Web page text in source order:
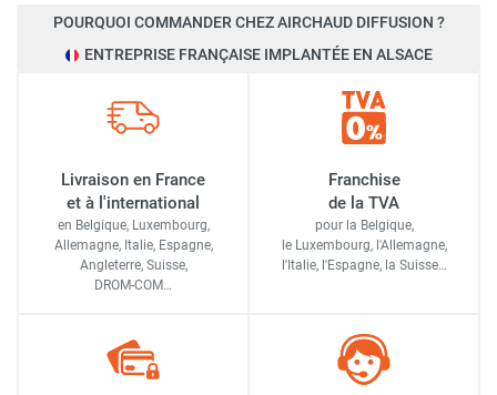
POURQUOI COMMANDER CHEZ AIRCHAUD DIFFUSION ?
ENTREPRISE FRANÇAISE IMPLANTÉE EN ALSACE
Livraison en France
et à l'international
en Belgique, Luxembourg,
Allemagne, Italie, Espagne,
Angleterre, Suisse,
DROM-COM…
Franchise
de la TVA
pour la Belgique,
le Luxembourg, l'Allemagne,
l'Italie, l'Espagne, la Suisse…